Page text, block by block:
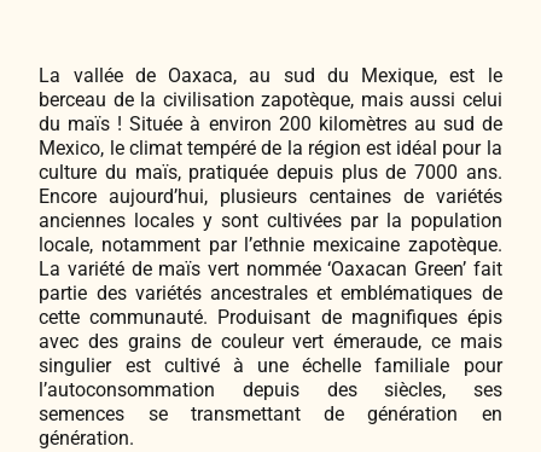
Accesoires de Jardinage
Coffrets & Idées Cadeaux
Tisanes & Infusions BIO
Faire-part à semer
Plantes & Gastronomie
Bricolage & Inspirations
Visitez notre magasin
Maraichers & Revendeurs
Contactez-nous !
La vallée de Oaxaca, au sud du Mexique, est le
berceau de la civilisation zapotèque, mais aussi celui
du maïs ! Située à environ 200 kilomètres au sud de
Mexico, le climat tempéré de la région est idéal pour la
culture du maïs, pratiquée depuis plus de 7000 ans.
Encore aujourd’hui, plusieurs centaines de variétés
anciennes locales y sont cultivées par la population
locale, notamment par l’ethnie mexicaine zapotèque.
La variété de maïs vert nommée ‘Oaxacan Green’ fait
partie des variétés ancestrales et emblématiques de
cette communauté. Produisant de magnifiques épis
avec des grains de couleur vert émeraude, ce mais
singulier est cultivé à une échelle familiale pour
l’autoconsommation depuis des siècles, ses
semences se transmettant de génération en
génération.